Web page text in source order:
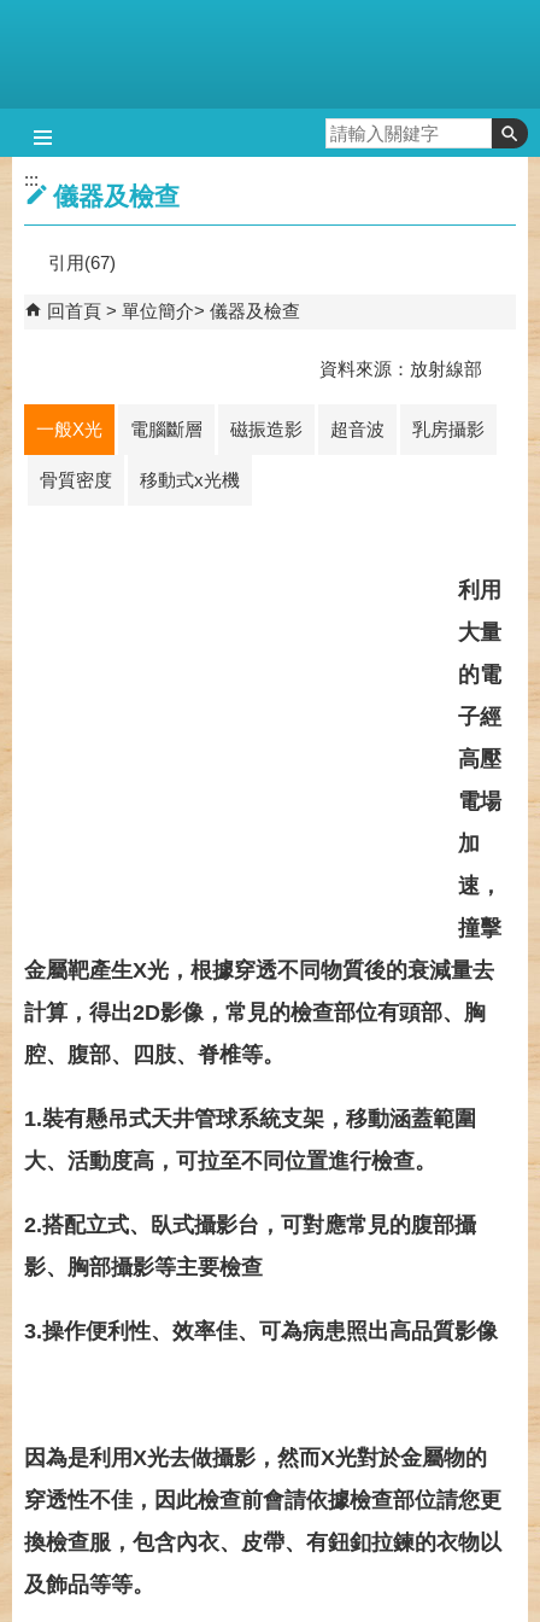
:::
儀器及檢查
引用(67)
回首頁 單位簡介 儀器及檢查
資料來源：放射線部
一般X光 電腦斷層 磁振造影 超音波 乳房攝影
骨質密度 移動式x光機
利用
大量
的電
子經
高壓
電場
加
速，
撞擊
金屬靶產生X光，根據穿透不同物質後的衰減量去
計算，得出2D影像，常見的檢查部位有頭部、胸
腔、腹部、四肢、脊椎等。
1.裝有懸吊式天井管球系統支架，移動涵蓋範圍
大、活動度高，可拉至不同位置進行檢查。
2.搭配立式、臥式攝影台，可對應常見的腹部攝
影、胸部攝影等主要檢查
3.操作便利性、效率佳、可為病患照出高品質影像
因為是利用X光去做攝影，然而X光對於金屬物的
穿透性不佳，因此檢查前會請依據檢查部位請您更
換檢查服，包含內衣、皮帶、有鈕釦拉鍊的衣物以
及飾品等等。